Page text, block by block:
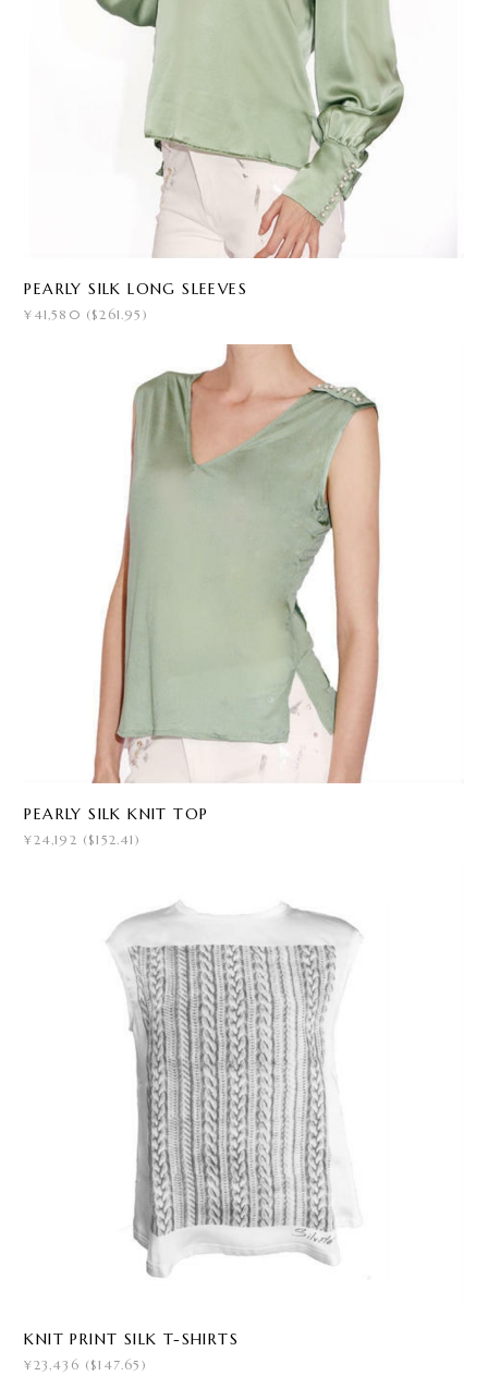
PEARLY SILK LONG SLEEVES
¥41,580 ($261.95)
PEARLY SILK KNIT TOP
¥24,192 ($152.41)
KNIT PRINT SILK T-SHIRTS
¥23,436 ($147.65)